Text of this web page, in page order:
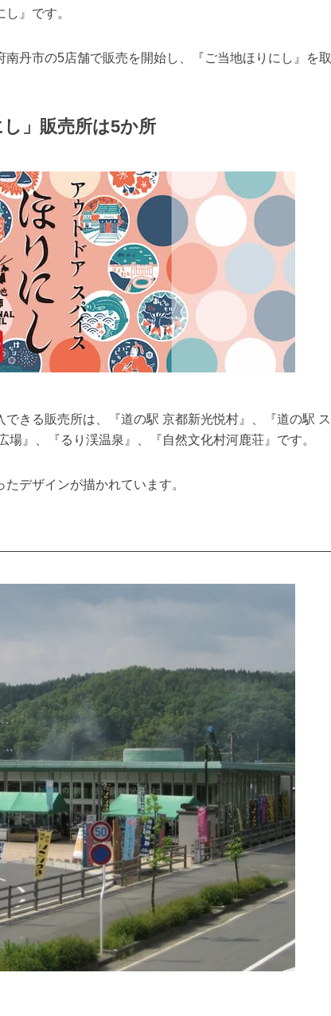
』です。
丹市の5店舗で販売を開始し、『ご当地ほりにし』を取
」販売所は5か所
きる販売所は、『道の駅 京都新光悦村』、『道の駅 ス
』、『るり渓温泉』、『自然文化村河鹿荘』です。
デザインが描かれています。